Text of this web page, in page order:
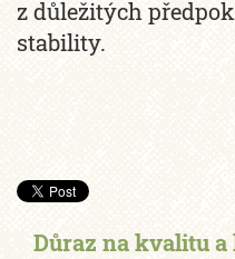
z důležitých
stability.
Důraz na kvalitu